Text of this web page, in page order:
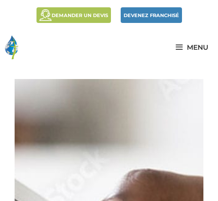
DEMANDER UN DEVIS DEVENEZ FRANCHISÉ
MENU